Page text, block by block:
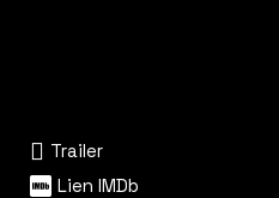
Trailer
Lien IMDb